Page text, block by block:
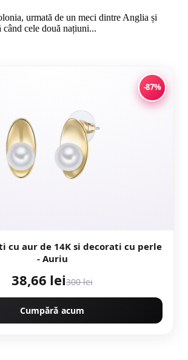
urmată de un meci dintre Anglia și
când cele două națiuni...
-87%
cu aur de 14K si decorati cu perle
- Auriu
38,66 lei300 lei
Cumpără acum